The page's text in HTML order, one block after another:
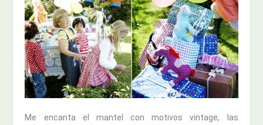
Me encanta el mantel con motivos vintage, las